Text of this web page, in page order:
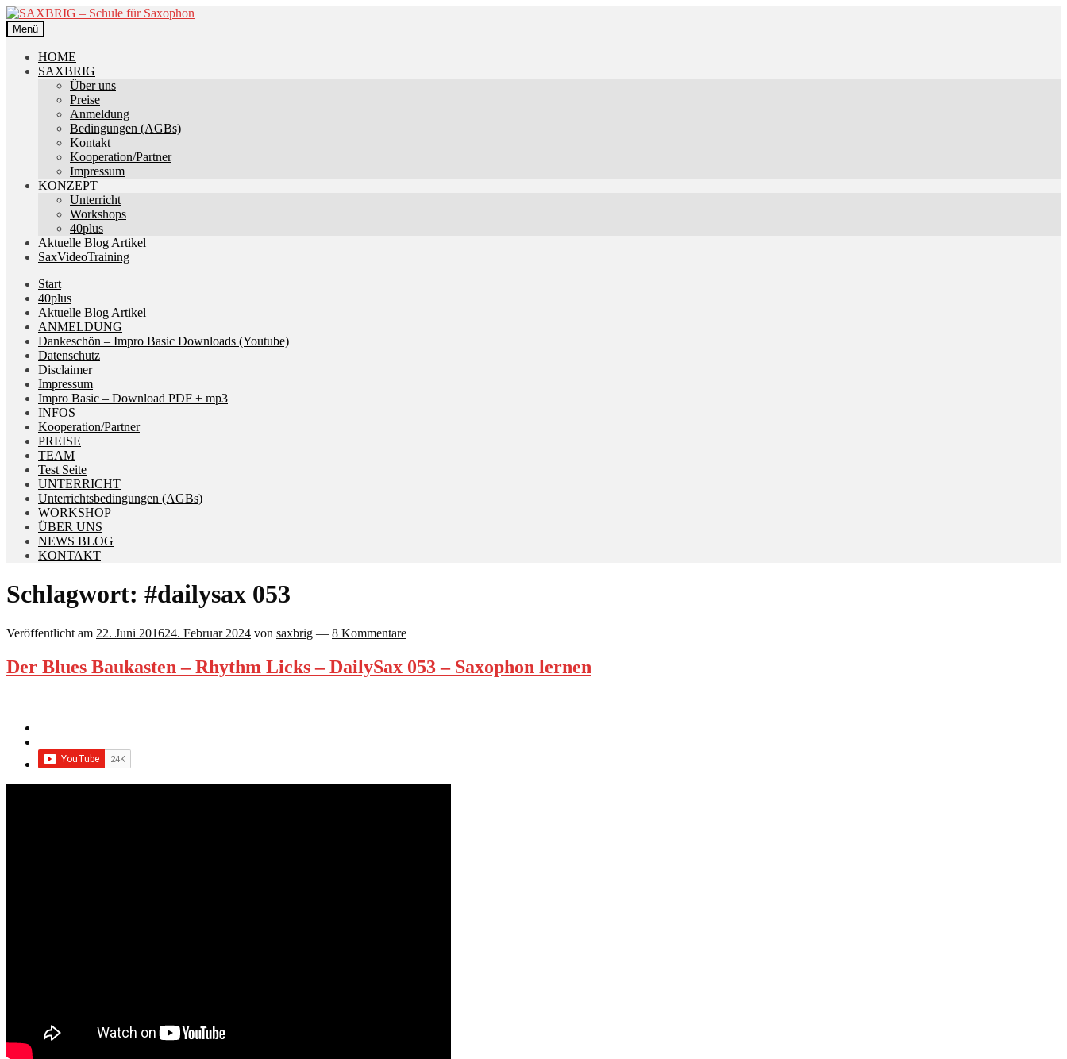
Zur
Navigation
springen
Zum
Inhalt
springen
Menü
HOME
SAXBRIG
Über uns
Preise
Anmeldung
Bedingungen (AGBs)
Kontakt
Kooperation/Partner
Impressum
KONZEPT
Unterricht
Workshops
40plus
Aktuelle Blog Artikel
SaxVideoTraining
Start
40plus
Aktuelle Blog Artikel
ANMELDUNG
Dankeschön – Impro Basic Downloads (Youtube)
Datenschutz
Disclaimer
Impressum
Impro Basic – Download PDF + mp3
INFOS
Kooperation/Partner
PREISE
TEAM
Test Seite
UNTERRICHT
Unterrichtsbedingungen (AGBs)
WORKSHOP
ÜBER UNS
NEWS BLOG
KONTAKT
Schlagwort: #dailysax 053
Veröffentlicht am 22. Juni 201624. Februar 2024 von saxbrig — 8 Kommentare
Der Blues Baukasten – Rhythm Licks – DailySax 053 – Saxophon lernen